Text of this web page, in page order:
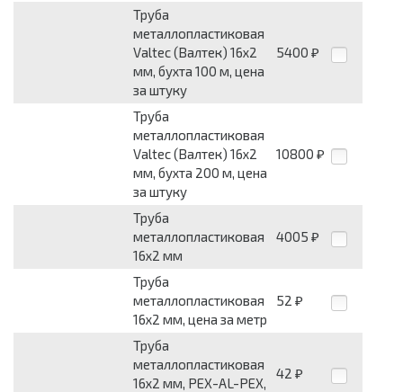
Труба
металлопластиковая
Valtec (Валтек) 16x2
мм, бухта 100 м, цена
за штуку
5400 ₽
Труба
металлопластиковая
Valtec (Валтек) 16x2
мм, бухта 200 м, цена
за штуку
10800 ₽
Труба
металлопластиковая
16x2 мм
4005 ₽
Труба
металлопластиковая
16x2 мм, цена за метр
52 ₽
Труба
металлопластиковая
16x2 мм, PEX-AL-PEX,
42 ₽